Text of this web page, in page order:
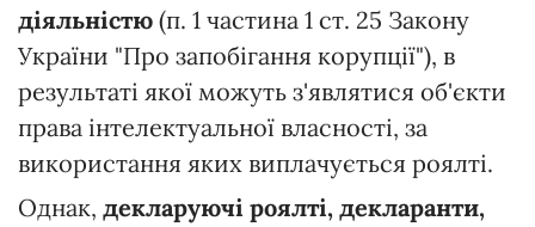
діяльністю (п. 1 частина 1 ст. 25 Закону
України "Про запобігання корупції"), в
результаті якої можуть з'являтися об'єкти
права інтелектуальної власності, за
використання яких виплачується роялті.
Однак, декларуючі роялті, декларанти,